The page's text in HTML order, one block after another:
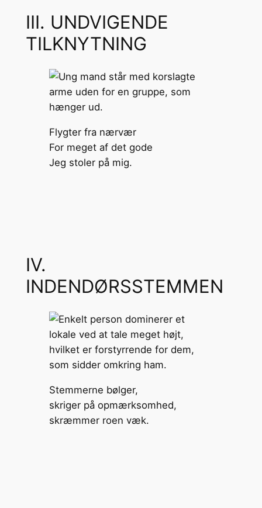
III. UNDVIGENDE
TILKNYTNING
Flygter fra nærvær
For meget af det gode
Jeg stoler på mig.
IV.
INDENDØRSSTEMMEN
Stemmerne bølger,
skriger på opmærksomhed,
skræmmer roen væk.